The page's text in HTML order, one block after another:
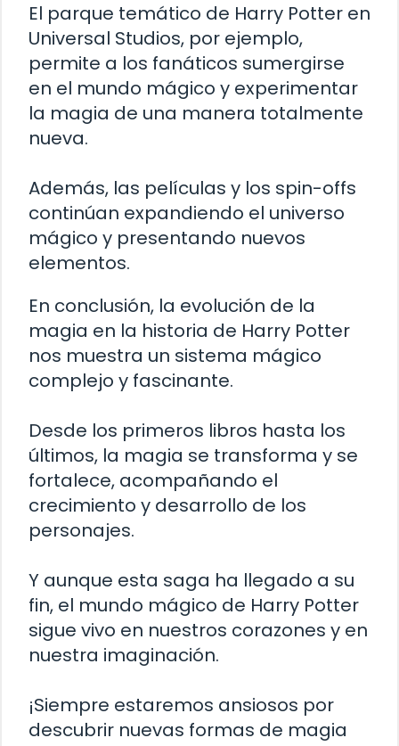
El parque temático de Harry Potter en
Universal Studios, por ejemplo,
permite a los fanáticos sumergirse
en el mundo mágico y experimentar
la magia de una manera totalmente
nueva.
Además, las películas y los spin-offs
continúan expandiendo el universo
mágico y presentando nuevos
elementos.
En conclusión, la evolución de la
magia en la historia de Harry Potter
nos muestra un sistema mágico
complejo y fascinante.
Desde los primeros libros hasta los
últimos, la magia se transforma y se
fortalece, acompañando el
crecimiento y desarrollo de los
personajes.
Y aunque esta saga ha llegado a su
fin, el mundo mágico de Harry Potter
sigue vivo en nuestros corazones y en
nuestra imaginación.
¡Siempre estaremos ansiosos por
descubrir nuevas formas de magia